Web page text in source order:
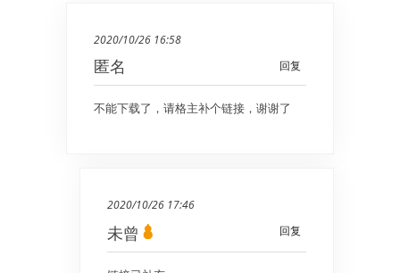
2020/10/26 16:58
回复
匿名
不能下载了，请格主补个链接，谢谢了
2020/10/26 17:46
回复
未曾